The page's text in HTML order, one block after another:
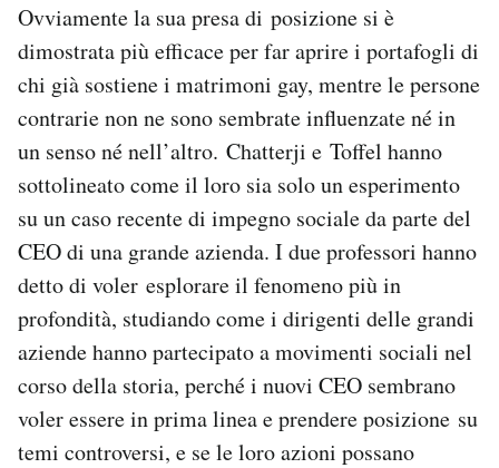
Ovviamente la sua presa di posizione si è
dimostrata più efficace per far aprire i portafogli di
chi già sostiene i matrimoni gay, mentre le persone
contrarie non ne sono sembrate influenzate né in
un senso né nell’altro. Chatterji e Toffel hanno
sottolineato come il loro sia solo un esperimento
su un caso recente di impegno sociale da parte del
CEO di una grande azienda. I due professori hanno
detto di voler esplorare il fenomeno più in
profondità, studiando come i dirigenti delle grandi
aziende hanno partecipato a movimenti sociali nel
corso della storia, perché i nuovi CEO sembrano
voler essere in prima linea e prendere posizione su
temi controversi, e se le loro azioni possano